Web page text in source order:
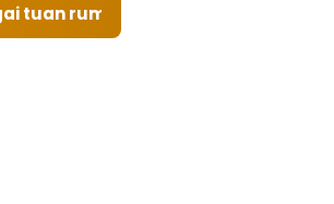
Tarutung Ingatkan